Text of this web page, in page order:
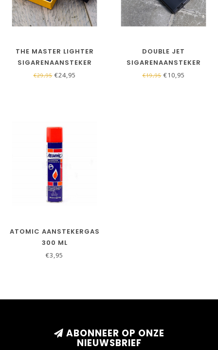
THE MASTER LIGHTER
SIGARENAANSTEKER
INCL. SIGARENBOOR
€29,95€24,95
DOUBLE JET
SIGARENAANSTEKER
€19,95€10,95
ATOMIC AANSTEKERGAS
300 ML
€3,95
ABONNEER OP ONZE
NIEUWSBRIEF